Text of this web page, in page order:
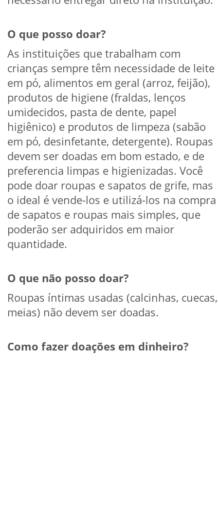
O que posso doar?
As instituições que trabalham com
crianças sempre têm necessidade de leite
em pó, alimentos em geral (arroz, feijão),
produtos de higiene (fraldas, lenços
umidecidos, pasta de dente, papel
higiênico) e produtos de limpeza (sabão
em pó, desinfetante, detergente). Roupas
devem ser doadas em bom estado, e de
preferencia limpas e higienizadas. Você
pode doar roupas e sapatos de grife, mas
o ideal é vende-los e utilizá-los na compra
de sapatos e roupas mais simples, que
poderão ser adquiridos em maior
quantidade.
O que não posso doar?
Roupas íntimas usadas (calcinhas, cuecas,
meias) não devem ser doadas.
Como fazer doações em dinheiro?